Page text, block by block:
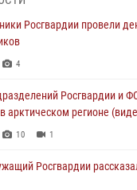
провели
4
состоялось
Росгвардии провели
4
Росгвардии и
арктическом регионе
10 1
Росгвардии